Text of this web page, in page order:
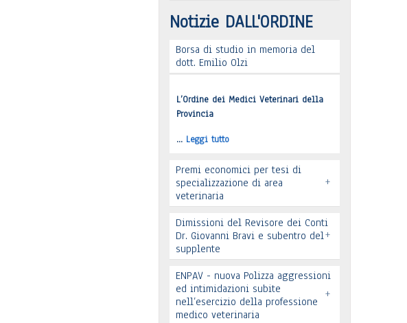
… Leggi tutto
Leggi tutto
Notizie DALL'ORDINE
Borsa di studio in memoria del
dott. Emilio Olzi
L’Ordine dei Medici Veterinari della
Provincia
… Leggi tutto
Premi economici per tesi di
specializzazione di area
veterinaria
+
Leggi tutto
Dimissioni del Revisore dei Conti
Dr. Giovanni Bravi e subentro del
supplente
+
Leggi tutto
ENPAV - nuova Polizza aggressioni
ed intimidazioni subite
nell’esercizio della professione
medico veterinaria
+